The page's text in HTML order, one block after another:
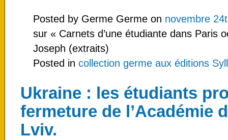
Posted by Germe Germe on novembre
sur « Carnets d’une étudiante dans Paris
Joseph (extraits)
Posted in collection germe aux éditions
Ukraine : les étudiants
fermeture de l’Académie
Lviv.